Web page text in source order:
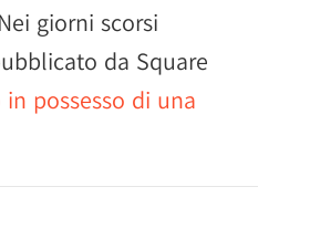
giorni scorsi
da Square
possesso di una